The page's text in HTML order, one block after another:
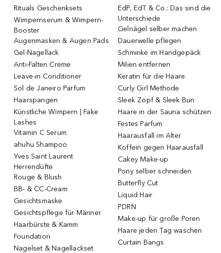
Rituals Geschenksets
Wimpernserum & Wimpern-
Booster
Augenmasken & Augen Pads
Gel-Nagellack
Anti-Falten Creme
Leave-in Conditioner
Sol de Janeiro Parfum
Haarspangen
Künstliche Wimpern | Fake
Lashes
Vitamin C Serum
ahuhu Shampoo
Yves Saint Laurent
Herrendüfte
Rouge & Blush
BB- & CC-Cream
Gesichtsmaske
Gesichtspflege für Männer
Haarbürste & Kamm
Foundation
Nagelset & Nagellackset
EdP, EdT & Co.: Das sind die
Unterschiede
Gelnägel selber machen
Dauerwelle pflegen
Schminke im Handgepäck
Milien entfernen
Keratin für die Haare
Curly Girl Methode
Sleek Zopf & Sleek Bun
Haare in der Sauna schützen
Festes Parfum
Haarausfall im Alter
Koffein gegen Haarausfall
Cakey Make-up
Pony selber schneiden
Butterfly Cut
Liquid Hair
PDRN
Make-up für große Poren
Haare jeden Tag waschen
Curtain Bangs